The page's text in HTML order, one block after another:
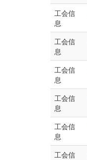
工会信
息
工会信
息
工会信
息
工会信
息
工会信
息
工会信